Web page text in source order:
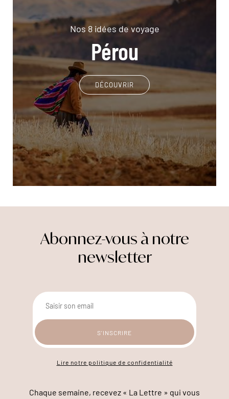
Nos 8 idées de voyage
Pérou
DÉCOUVRIR
Abonnez-vous à notre
newsletter
Lire notre politique de confidentialité
Chaque semaine, recevez « La Lettre » qui vous